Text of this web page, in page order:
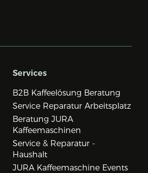
Services
B2B Kaffeelösung Beratung
Service Reparatur Arbeitsplatz
Beratung JURA
Kaffeemaschinen
Service & Reparatur -
Haushalt
JURA Kaffeemaschine Events